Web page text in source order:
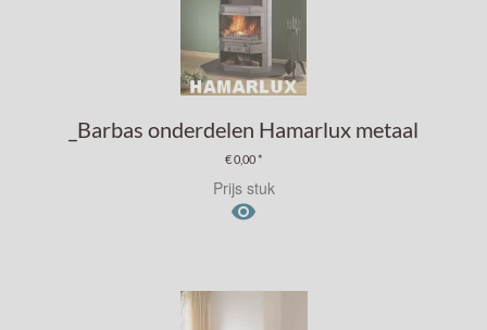
_Barbas onderdelen Hamarlux metaal
€ 0,00 *
Prijs stuk
